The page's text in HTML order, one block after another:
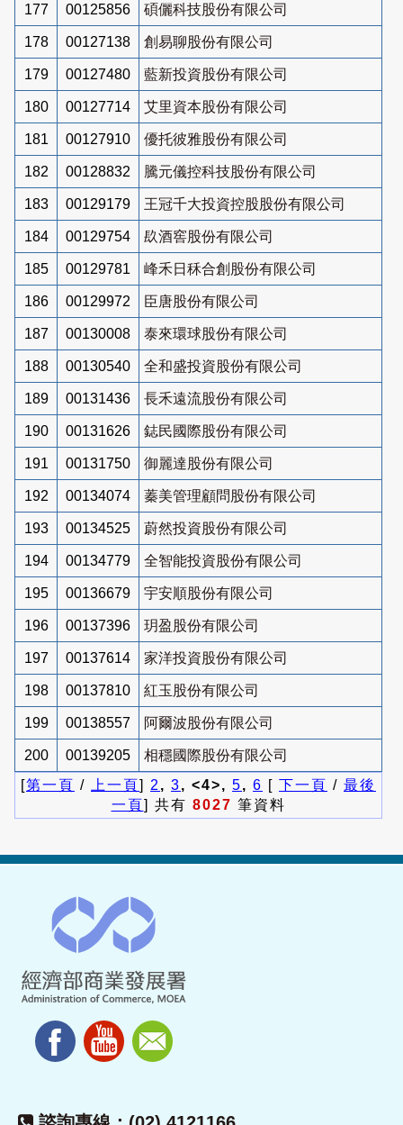
177 00125856 碩儷科技股份有限公司
178 00127138 創易聊股份有限公司
179 00127480 藍新投資股份有限公司
180 00127714 艾里資本股份有限公司
181 00127910 優托彼雅股份有限公司
182 00128832 騰元儀控科技股份有限公司
183 00129179 王冠千大投資控股股份有限公司
184 00129754 镹酒窖股份有限公司
185 00129781 峰禾日秝合創股份有限公司
186 00129972 臣唐股份有限公司
187 00130008 泰來環球股份有限公司
188 00130540 全和盛投資股份有限公司
189 00131436 長禾遠流股份有限公司
190 00131626 鋕民國際股份有限公司
191 00131750 御麗達股份有限公司
192 00134074 蓁美管理顧問股份有限公司
193 00134525 蔚然投資股份有限公司
194 00134779 全智能投資股份有限公司
195 00136679 宇安順股份有限公司
196 00137396 玥盈股份有限公司
197 00137614 家洋投資股份有限公司
198 00137810 紅玉股份有限公司
199 00138557 阿爾波股份有限公司
200 00139205
相穩國際股份有限公司
[第一頁 / 上一頁] 2 , 3, <4>, 5, 6 [ 下一頁 / 最後
一頁] 共有 8027 筆資料